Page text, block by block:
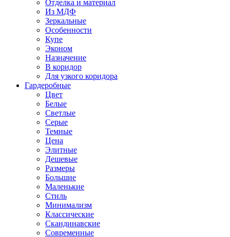
Отделка и материал
Из МДФ
Зеркальные
Особенности
Купе
Эконом
Назначение
В коридор
Для узкого коридора
Гардеробные
Цвет
Белые
Светлые
Серые
Темные
Цена
Элитные
Дешевые
Размеры
Большие
Маленькие
Стиль
Минимализм
Классические
Скандинавские
Современные